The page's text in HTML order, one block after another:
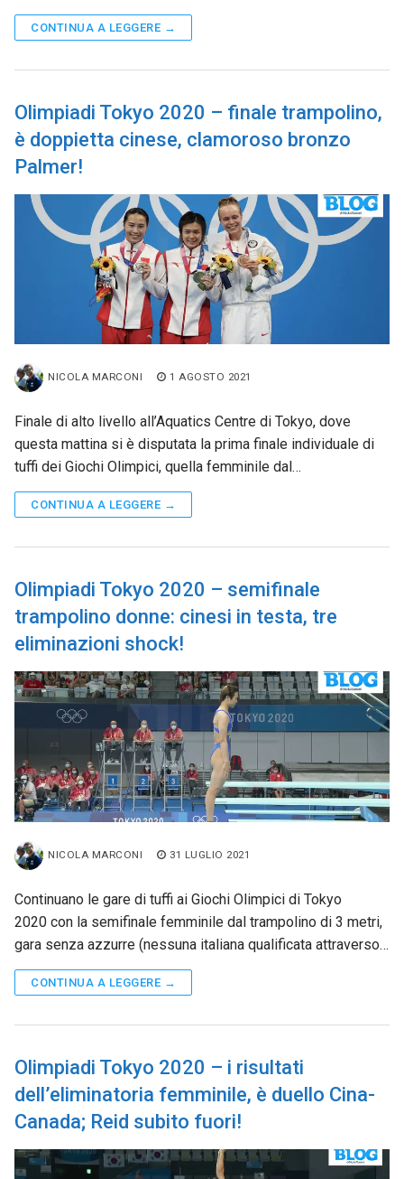
CONTINUA A LEGGERE →
Olimpiadi Tokyo 2020 – finale trampolino,
è doppietta cinese, clamoroso bronzo
Palmer!
NICOLA MARCONI 1 AGOSTO 2021
Finale di alto livello all’Aquatics Centre di Tokyo, dove
questa mattina si è disputata la prima finale individuale di
tuffi dei Giochi Olimpici, quella femminile dal…
CONTINUA A LEGGERE →
Olimpiadi Tokyo 2020 – semifinale
trampolino donne: cinesi in testa, tre
eliminazioni shock!
NICOLA MARCONI 31 LUGLIO 2021
Continuano le gare di tuffi ai Giochi Olimpici di Tokyo
2020 con la semifinale femminile dal trampolino di 3 metri,
gara senza azzurre (nessuna italiana qualificata attraverso…
CONTINUA A LEGGERE →
Olimpiadi Tokyo 2020 – i risultati
dell’eliminatoria femminile, è duello Cina-
Canada; Reid subito fuori!